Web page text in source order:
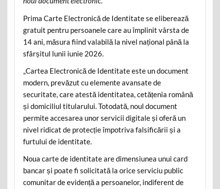
Prima Carte Electronică de Identitate se eliberează
gratuit pentru persoanele care au împlinit vârsta de
14 ani, măsura fiind valabilă la nivel național până la
sfârșitul lunii iunie 2026.
„Cartea Electronică de Identitate este un document
modern, prevăzut cu elemente avansate de
securitate, care atestă identitatea, cetățenia română
și domiciliul titularului. Totodată, noul document
permite accesarea unor servicii digitale și oferă un
nivel ridicat de protecție împotriva falsificării și a
furtului de identitate.
Noua carte de identitate are dimensiunea unui card
bancar și poate fi solicitată la orice serviciu public
comunitar de evidență a persoanelor, indiferent de